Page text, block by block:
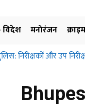
मनोरंजन क्राइम
निरीक्षकों और उप